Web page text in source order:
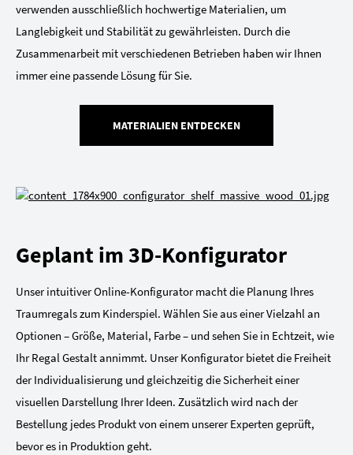
verwenden ausschließlich hochwertige Materialien, um
Langlebigkeit und Stabilität zu gewährleisten. Durch die
Zusammenarbeit mit verschiedenen Betrieben haben wir Ihnen
immer eine passende Lösung für Sie.
MATERIALIEN ENTDECKEN
Geplant im 3D-Konfigurator
Unser intuitiver Online-Konfigurator macht die Planung Ihres
Traumregals zum Kinderspiel. Wählen Sie aus einer Vielzahl an
Optionen – Größe, Material, Farbe – und sehen Sie in Echtzeit, wie
Ihr Regal Gestalt annimmt. Unser Konfigurator bietet die Freiheit
der Individualisierung und gleichzeitig die Sicherheit einer
visuellen Darstellung Ihrer Ideen. Zusätzlich wird nach der
Bestellung jedes Produkt von einem unserer Experten geprüft,
bevor es in Produktion geht.